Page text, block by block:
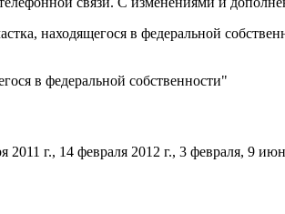
находящегося в федеральной
в федеральной собственности"
г., 14 февраля 2012 г., 3 февраля, 9